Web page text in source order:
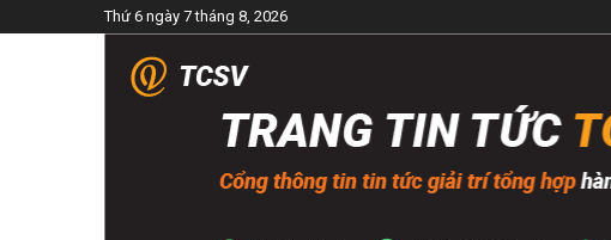
Thứ 6 ngày 7 tháng 8, 2026